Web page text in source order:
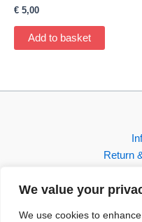
We value your
We use cookies to
€ 5,00
Add to basket
Return